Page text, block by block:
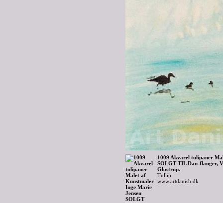
1009 Akvarel tulipaner
SOLGT TIL Dan-flanger,
Glostrup.
Tullip
www.artdanish.dk